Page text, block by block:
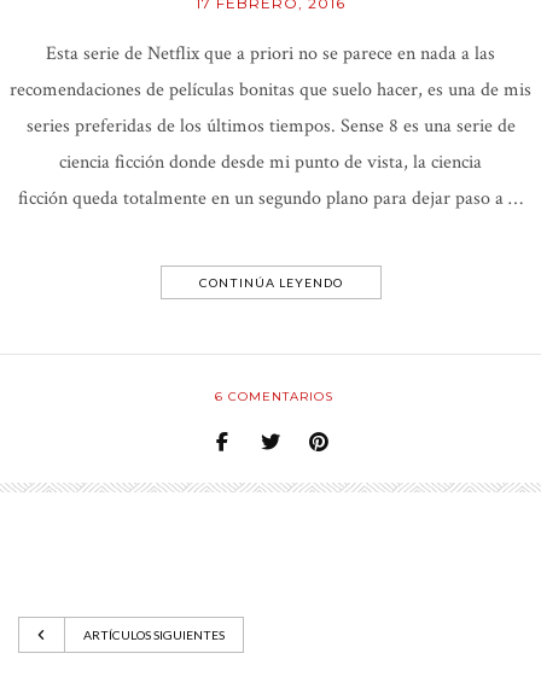
Esta serie de Netflix que a priori no se parece en nada a las
recomendaciones de películas bonitas que suelo hacer, es una de mis
series preferidas de los últimos tiempos. Sense 8 es una serie de
ciencia ficción donde desde mi punto de vista, la ciencia
ficción queda totalmente en un segundo plano para dejar paso a …
CONTINÚA LEYENDO
6 COMENTARIOS
ARTÍCULOS SIGUIENTES